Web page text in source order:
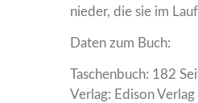
nieder, die sie im
Daten zum Buch:
Taschenbuch: 182
Verlag: Edison Verlag